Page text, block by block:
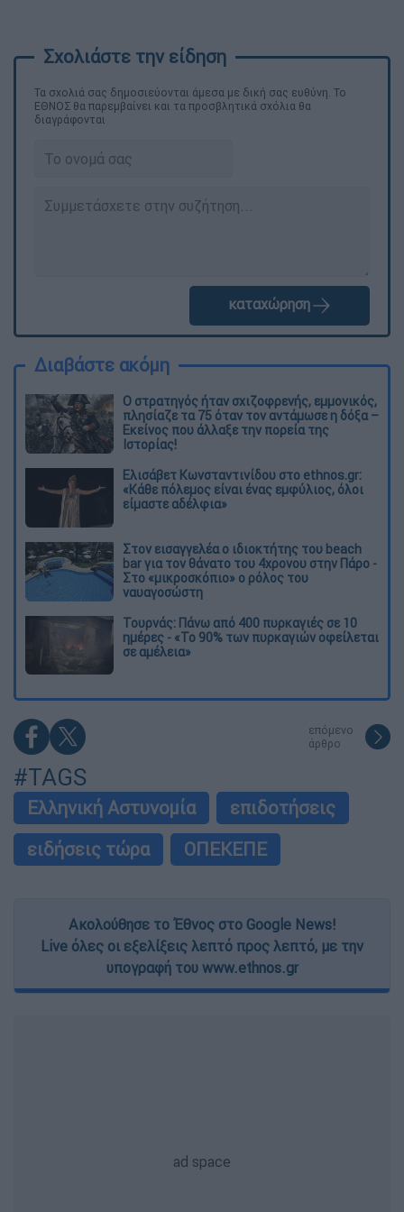
Τα σχολιά σας δημοσιεύονται άμεσα με δική σας ευθύνη. Το
ΕΘΝΟΣ θα παρεμβαίνει και τα προσβλητικά σχόλια θα
διαγράφονται
καταχώρηση
Διαβάστε ακόμη
O στρατηγός ήταν σχιζοφρενής, εμμονικός,
πλησίαζε τα 75 όταν τον αντάμωσε η δόξα –
Εκείνος που άλλαξε την πορεία της
Ιστορίας!
Ελισάβετ Κωνσταντινίδου στο ethnos.gr:
«Κάθε πόλεμος είναι ένας εμφύλιος, όλοι
είμαστε αδέλφια»
Στον εισαγγελέα ο ιδιοκτήτης του beach
bar για τον θάνατο του 4χρονου στην Πάρο -
Στο «μικροσκόπιο» ο ρόλος του
ναυαγοσώστη
Τουρνάς: Πάνω από 400 πυρκαγιές σε 10
ημέρες - «Το 90% των πυρκαγιών οφείλεται
σε αμέλεια»
επόμενο
άρθρο
#TAGS
Ελληνική Αστυνομία
επιδοτήσεις
ειδήσεις τώρα
ΟΠΕΚΕΠΕ
Ακολούθησε το Έθνος στο Google News!
Live όλες οι εξελίξεις λεπτό προς λεπτό, με την
υπογραφή του www.ethnos.gr